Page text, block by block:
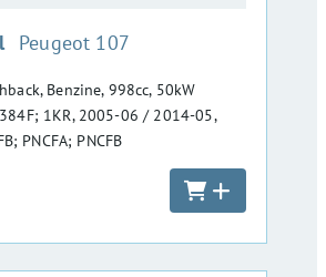
:Peugeot 107
Benzine, 998cc, 50kW
1KR, 2005-06 / 2014-05,
PNCFA; PNCFB